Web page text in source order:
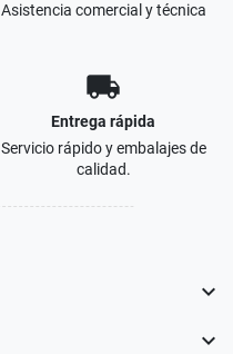
Asistencia comercial y técnica
local_shipping
Entrega rápida
Servicio rápido y embalajes de
calidad.

